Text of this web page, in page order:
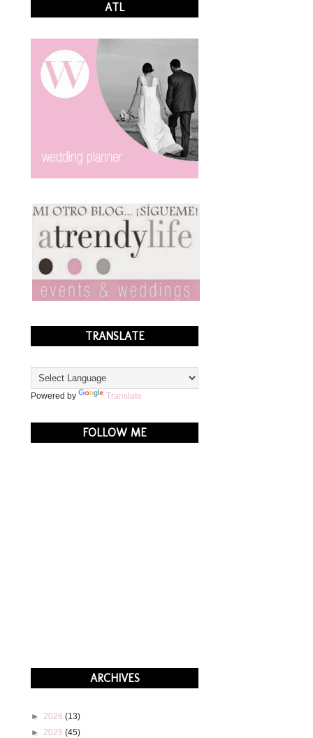
ATL
TRANSLATE
Powered by Translate
FOLLOW ME
ARCHIVES
► 2026(13)
► 2025(45)